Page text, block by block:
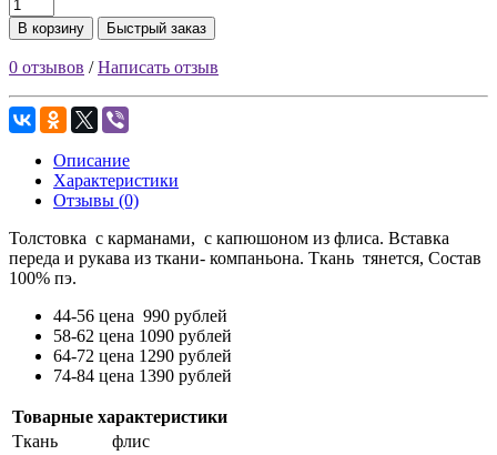
В корзину Быстрый заказ
0 отзывов /Написать отзыв
Описание
Характеристики
Отзывы (0)
Толстовка с карманами, с капюшоном из флиса. Вставка
переда и рукава из ткани- компаньона. Ткань тянется, Состав
100% пэ.
44-56 цена 990 рублей
58-62 цена 1090 рублей
64-72 цена 1290 рублей
74-84 цена 1390 рублей
Товарные характеристики
Ткань
флис